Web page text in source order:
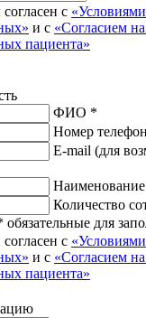
с
и с «Согласием
пациента»
ФИО *
Номер
E-mail (для
Количество
для
с
и с «Согласием
пациента»